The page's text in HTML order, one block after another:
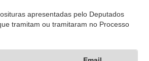
apresentadas pelo Deputados
tramitam ou tramitaram no Processo